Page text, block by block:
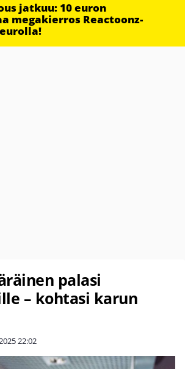
jatkuu: 10 euron
megakierros Reactoonz-
palasi
– kohtasi karun
22:02